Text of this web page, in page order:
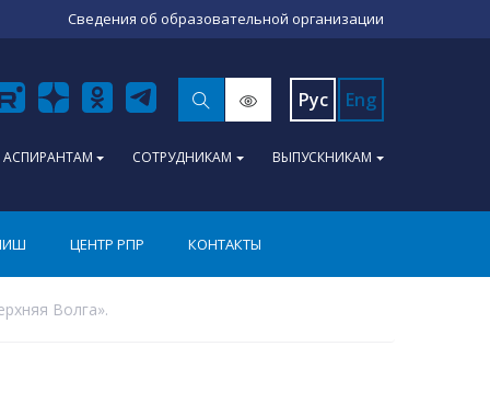
Сведения об образовательной организации
Рус Eng
АСПИРАНТАМ СОТРУДНИКАМ ВЫПУСКНИКАМ
ЦЕНТР РПР КОНТАКТЫ
Волга».